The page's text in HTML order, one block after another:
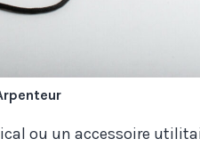
ou un accessoire